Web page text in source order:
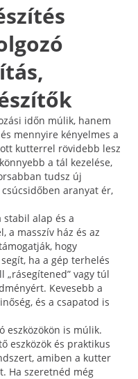
időn múlik, hanem
mennyire kényelmes a
kutterrel rövidebb lesz
a tál kezelése,
tudsz új
aranyat ér,
stabil alap és a
a masszív ház és az
hogy
ha a gép terhelés
vagy túl
Kevesebb a
és a csapatod is
eszközökön is múlik.
eszközök és praktikus
amiben a kutter
Ha szeretnéd még